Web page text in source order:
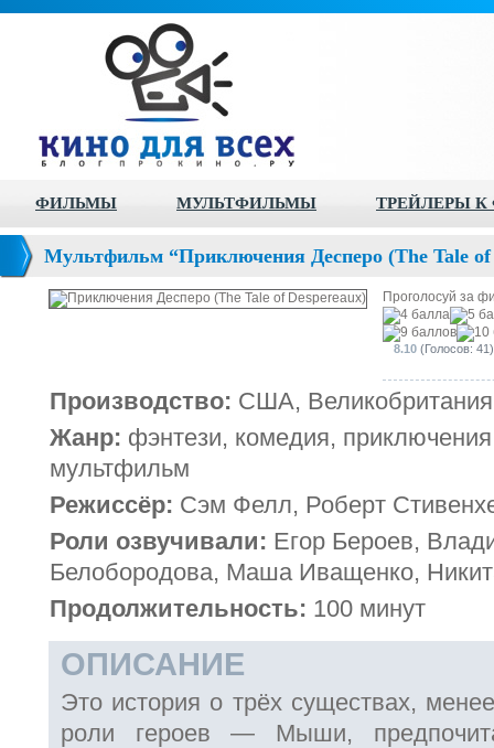
ФИЛЬМЫ МУЛЬТФИЛЬМЫ ТРЕЙЛЕРЫ
Мультфильм “Приключения Десперо (The Tale of
Проголосуй за
8.10 (Голосов: 41)
Производство: США,
Жанр: фэнтези, комедия,
мультфильм
Режиссёр: Сэм Фелл, Роберт
Роли озвучивали: Егор Бероев,
Белобородова, Маша Иващенко,
Продолжительность: 100 минут
ОПИСАНИЕ
Это история о трёх существах,
роли героев — Мыши,